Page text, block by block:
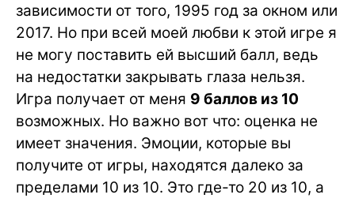
зависимости от того, 1995 год за окном или
2017. Но при всей моей любви к этой игре я
не могу поставить ей высший балл, ведь
на недостатки закрывать глаза нельзя.
Игра получает от меня 9 баллов из 10
возможных. Но важно вот что: оценка не
имеет значения. Эмоции, которые вы
получите от игры, находятся далеко за
пределами 10 из 10. Это где-то 20 из 10, а